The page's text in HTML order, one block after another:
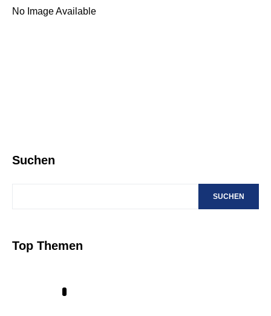
No Image Available
Suchen
SUCHEN
Top Themen